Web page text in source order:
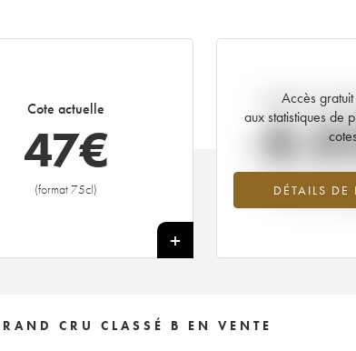
Cote actuelle
47€
(format 75cl)
+
Accès
aux statistiques de
DÉTAILS DE
Tendance
-
Tendance à la baisse
en 2026 par
CRU CLASSÉ B EN VENTE